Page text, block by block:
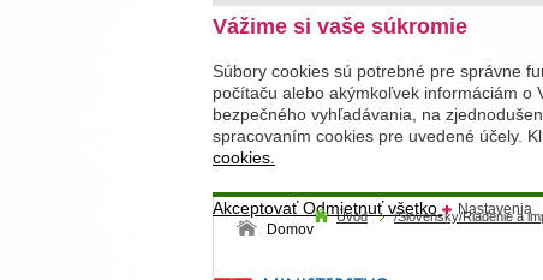
Vážime si vaše súkromie
Súbory cookies sú potrebné pre správne
počítaču alebo akýmkoľvek informáciám o
bezpečného vyhľadávania, na
spracovaním cookies pre uvedené účely.
cookies.
AkceptovaťOdmietnuť všetko
Nastavenia
Domov
Úvod /Slovensky/Riadenie a